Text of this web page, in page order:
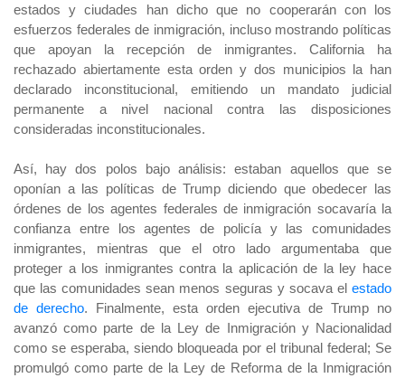
estados y ciudades han dicho que no cooperarán con los
esfuerzos federales de inmigración, incluso mostrando políticas
que apoyan la recepción de inmigrantes. California ha
rechazado abiertamente esta orden y dos municipios la han
declarado inconstitucional, emitiendo un mandato judicial
permanente a nivel nacional contra las disposiciones
consideradas inconstitucionales.
Así, hay dos polos bajo análisis: estaban aquellos que se
oponían a las políticas de Trump diciendo que obedecer las
órdenes de los agentes federales de inmigración socavaría la
confianza entre los agentes de policía y las comunidades
inmigrantes, mientras que el otro lado argumentaba que
proteger a los inmigrantes contra la aplicación de la ley hace
que las comunidades sean menos seguras y socava el estado
de derecho. Finalmente, esta orden ejecutiva de Trump no
avanzó como parte de la Ley de Inmigración y Nacionalidad
como se esperaba, siendo bloqueada por el tribunal federal; Se
promulgó como parte de la Ley de Reforma de la Inmigración